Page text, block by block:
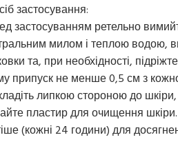
застосування:
застосуванням ретельно
милом і теплою водою,
та, при необхідності,
припуск не менше 0,5 см з
липкою стороною до
пластир для очищення
(кожні 24 години) для